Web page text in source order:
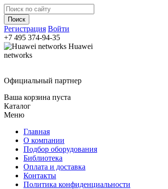
Регистрация Войти
+7 495 374-94-35
Huawei
networks
Официальный партнер
Ваша корзина пуста
Каталог
Меню
Главная
О компании
Подбор оборудования
Библиотека
Оплата и доставка
Контакты
Политика конфиденциальности